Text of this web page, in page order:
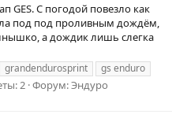
GES. С погодой повезло как
под под проливным дождём,
а дождик лишь слегка
grandendurosprint
gs enduro
2 Форум:Эндуро